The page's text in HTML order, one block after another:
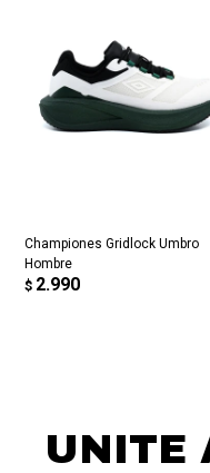
Championes Gridlock Umbro
Hombre
$ 2.990
UNITE